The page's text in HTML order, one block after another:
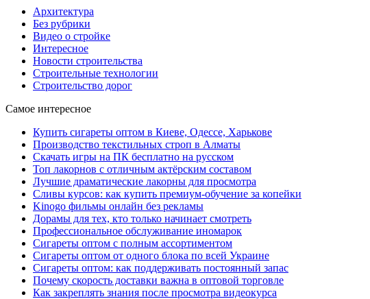
Архитектура
Без рубрики
Видео о стройке
Интересное
Новости строительства
Строительные технологии
Строительство дорог
Самое интересное
Купить сигареты оптом в Киеве, Одессе, Харькове
Производство текстильных строп в Алматы
Скачать игры на ПК бесплатно на русском
Топ лакорнов с отличным актёрским составом
Лучшие драматические лакорны для просмотра
Сливы курсов: как купить премиум-обучение за копейки
Kinogo фильмы онлайн без рекламы
Дорамы для тех, кто только начинает смотреть
Профессиональное обслуживание иномарок
Сигареты оптом с полным ассортиментом
Сигареты оптом от одного блока по всей Украине
Сигареты оптом: как поддерживать постоянный запас
Почему скорость доставки важна в оптовой торговле
Как закреплять знания после просмотра видеокурса